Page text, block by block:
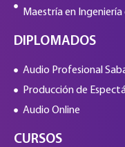
Maestría en
DIPLOMADOS
Audio Profesional
Producción de
Audio Online
CURSOS